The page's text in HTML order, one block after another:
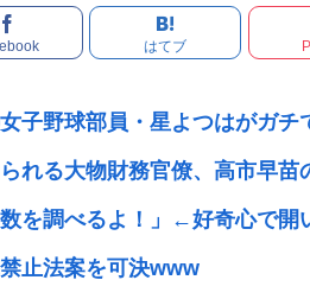
はてブ
子野球部員・星よつはがガチ
れる大物財務官僚、高市早苗
数を調べるよ！」←好奇心で開
止法案を可決www